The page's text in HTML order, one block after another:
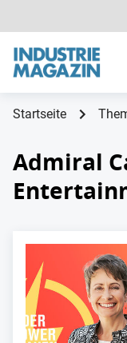
Startseite
Admiral